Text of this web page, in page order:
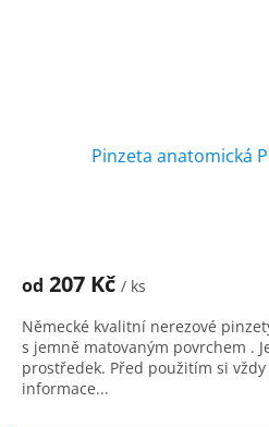
Pinzeta anatomická
od 207 Kč / ks
Německé kvalitní nerezové
s jemně matovaným povrchem .
prostředek. Před použitím si
informace...